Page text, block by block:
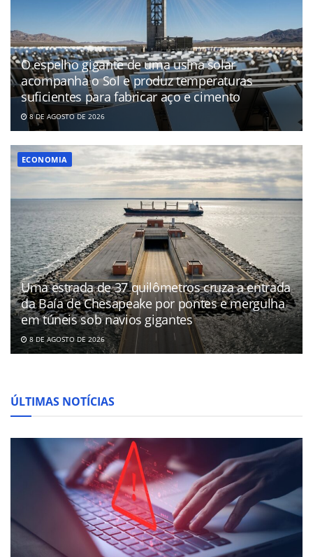
O espelho gigante de uma usina solar
acompanha o Sol e produz temperaturas
suficientes para fabricar aço e cimento
8 DE AGOSTO DE 2026
ECONOMIA
Uma estrada de 37 quilômetros cruza a entrada
da Baía de Chesapeake por pontes e mergulha
em túneis sob navios gigantes
8 DE AGOSTO DE 2026
ÚLTIMAS NOTÍCIAS